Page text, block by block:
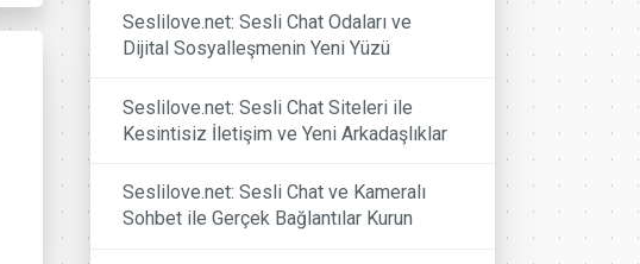
Seslilove.net: Sesli Chat Odaları ve
Dijital Sosyalleşmenin Yeni Yüzü
Seslilove.net: Sesli Chat Siteleri ile
Kesintisiz İletişim ve Yeni Arkadaşlıklar
Seslilove.net: Sesli Chat ve Kameralı
Sohbet ile Gerçek Bağlantılar Kurun